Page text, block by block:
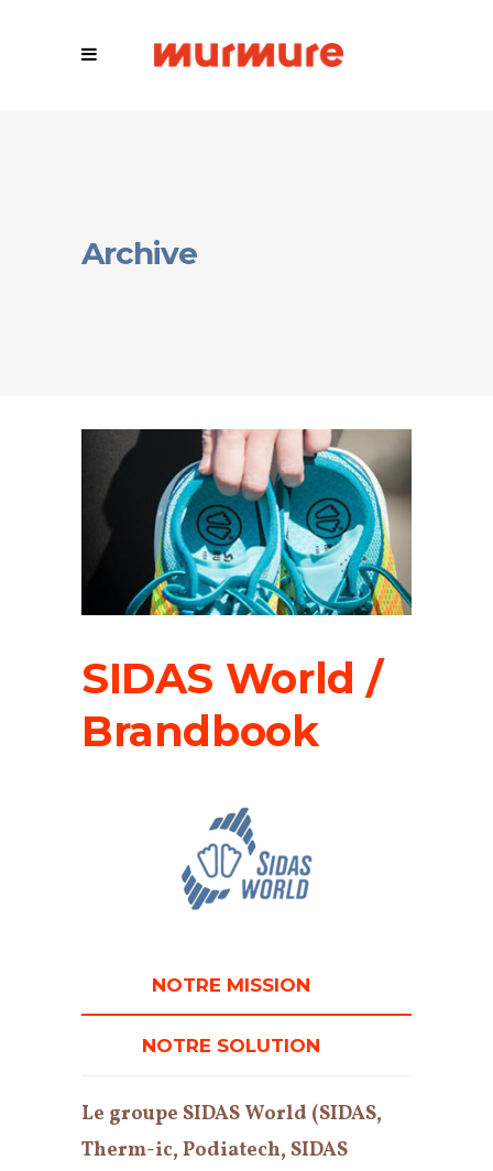
Archive
SIDAS World /
Brandbook
NOTRE MISSION
NOTRE SOLUTION
Le groupe SIDAS World (SIDAS,
Therm-ic, Podiatech, SIDAS